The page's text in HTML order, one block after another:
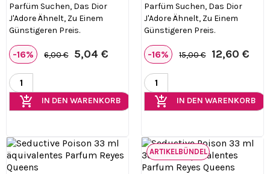
Parfüm Suchen, Das Dior
J'Adore Ähnelt, Zu Einem
Günstigeren Preis.
-16% 6,00 € 5,04 €
add_shopping_cart IN DEN WARENKORB
Parfüm Suchen, Das Dior
J'Adore Ähnelt, Zu Einem
Günstigeren Preis.
-16% 15,00 € 12,60 €
add_shopping_cart IN DEN WARENKORB
ARTIKELBÜNDEL